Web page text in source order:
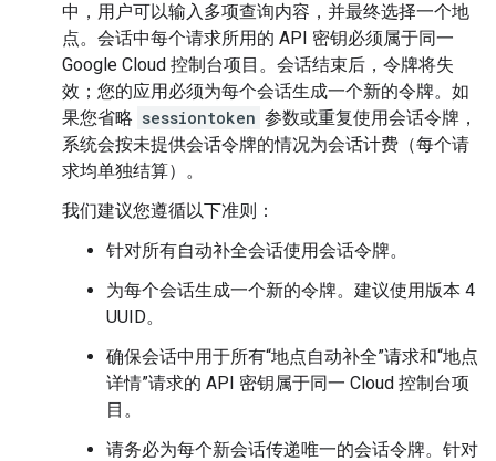
中，用户可以输入多项查询内容，并最终选择一个地
点。会话中每个请求所用的 API 密钥必须属于同一
Google Cloud 控制台项目。会话结束后，令牌将失
效；您的应用必须为每个会话生成一个新的令牌。如
果您省略 sessiontoken 参数或重复使用会话令牌，
系统会按未提供会话令牌的情况为会话计费（每个请
求均单独结算）。
我们建议您遵循以下准则：
针对所有自动补全会话使用会话令牌。
为每个会话生成一个新的令牌。建议使用版本 4
UUID。
确保会话中用于所有“地点自动补全”请求和“地点
详情”请求的 API 密钥属于同一 Cloud 控制台项
目。
请务必为每个新会话传递唯一的会话令牌。针对